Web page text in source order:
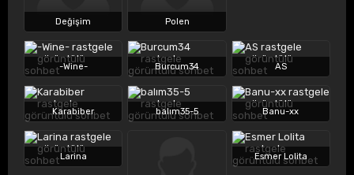
Değişim Polen
-Wine- Burcum34 AS
Karabiber balım35-5 Banu-xx
Larina Esmer Lolita